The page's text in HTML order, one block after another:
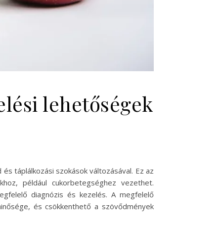
lehetőségek
táplálkozási szokások változásával. Ez az
például cukorbetegséghez vezethet.
diagnózis és kezelés. A megfelelő
és csökkenthető a szövődmények